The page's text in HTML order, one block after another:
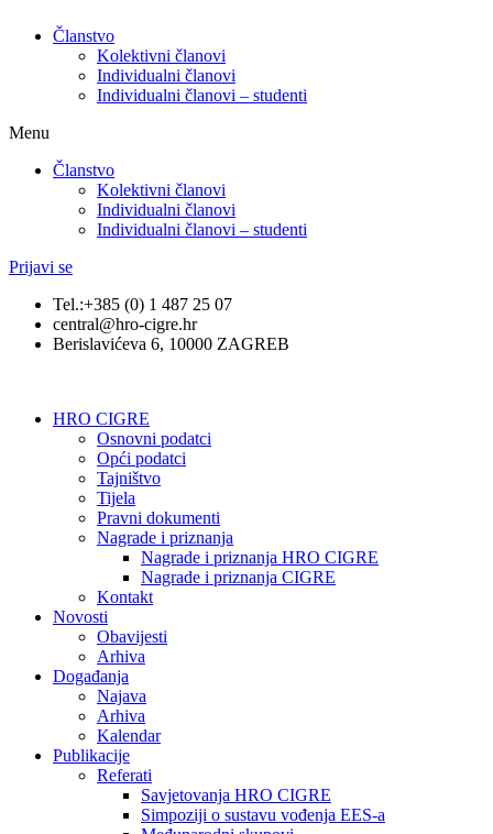
Članstvo
Kolektivni članovi
Individualni članovi
Individualni članovi – studenti
Menu
Članstvo
Kolektivni članovi
Individualni članovi
Individualni članovi – studenti
Prijavi se
Tel.:+385 (0) 1 487 25 07
central@hro-cigre.hr
Berislavićeva 6, 10000 ZAGREB
HRO CIGRE
Osnovni podatci​
Opći podatci
Tajništvo
Tijela
Pravni dokumenti
Nagrade i priznanja
Nagrade i priznanja HRO CIGRE
Nagrade i priznanja CIGRE
Kontakt
Novosti
Obavijesti
Arhiva
Događanja
Najava
Arhiva
Kalendar
Publikacije
Referati
Savjetovanja HRO CIGRE
Simpoziji o sustavu vođenja EES-a